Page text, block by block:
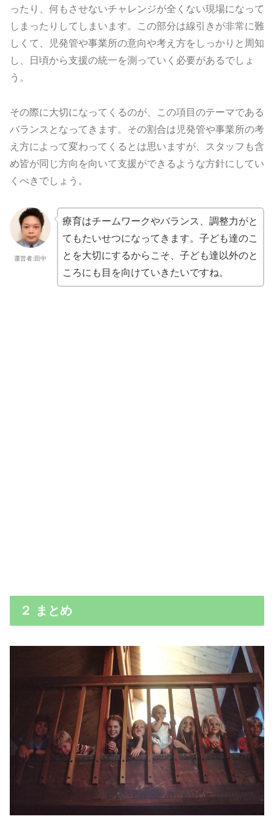
ったり、何もさせないチャレンジが全くない現場になって
しまったりしてしまいます。この部分は線引きが非常に難
しくて、児発管や事業所の意向や考え方をしっかりと周知
し、日頃から支援の統一を測っていく必要があるでしょ
う。
その際に大切になってくるのが、この項目のテーマである
バランスとなってきます。その割合は児発管や事業所の考
え方によって変わってくるとは思いますが、スタッフも含
め皆が同じ方向を向いて支援ができるような方針にしてい
くべきでしょう。
運営者:田中
療育はチームワークやバランス、調整力がと
てもたいせつになってきます。子ども達のこ
とを大切にするからこそ、子ども達以外のと
ころにも目を向けていきたいですね。
２ まとめ